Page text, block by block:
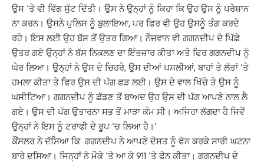
ਉਸ ‘ਤੇ ਵੀ ਵਿੱਗ ਸੁੱਟ ਦਿੱਤੀ। ਉਸ ਨੇ ਉਨ੍ਹਾਂ ਨੂੰ ਕਿਹਾ ਕਿ ਉਹ ਉਸ ਨੂੰ ਪਰੇਸ਼ਾਨ
ਨਾ ਕਰਨ। ਉਸਨੇ ਪੁਲਿਸ ਨੂੰ ਬੁਲਾਇਆ, ਪਰ ਫਿਰ ਵੀ ਉਹ ਉਸਨੂੰ ਤੰਗ ਕਰਦੇ
ਰਹੇ। ਇਸ ਲਈ ਉਹ ਬੱਸ ਤੋਂ ਉਤਰ ਗਿਆ। ਨੌਜਵਾਨ ਵੀ ਗਗਨਦੀਪ ਦੇ ਪਿੱਛੇ
ਉਤਰ ਗਏ ਉਨ੍ਹਾਂ ਨੇ ਬੱਸ ਨਿਕਲਣ ਦਾ ਇੰਤਜ਼ਾਰ ਕੀਤਾ ਅਤੇ ਫਿਰ ਗਗਨਦੀਪ ਨੂੰ
ਘੇਰ ਲਿਆ। ਉਨ੍ਹਾਂ ਨੇ ਉਸ ਦੇ ਚਿਹਰੇ, ਉਸ ਦੀਆਂ ਪਸਲੀਆਂ, ਬਾਹਾਂ ਤੇ ਲੱਤਾਂ ‘ਤੇ
ਹਮਲਾ ਕੀਤਾ ਤੇ ਫਿਰ ਉਸ ਦੀ ਪੱਗ ਫੜ ਲਈ। ਉਸ ਦੇ ਵਾਲ ਖਿੱਚੇ ਤੇ ਉਸ ਨੂੰ
ਘਸੀਟਿਆ। ਗਗਨਦੀਪ ਨੂੰ ਛੱਡਣ ਤੋਂ ਬਾਅਦ ਉਹ ਉਸ ਦੀ ਪੱਗ ਆਪਣੇ ਨਾਲ ਲੈ
ਗਏ। ਉਸ ਦੀ ਪੱਗ ਉਤਾਰਨਾ ਸਭ ਤੋਂ ਮਾੜਾ ਕੰਮ ਸੀ। ਅਜਿਹਾ ਲੱਗਦਾ ਹੈ ਜਿਵੇਂ
ਉਨ੍ਹਾਂ ਨੇ ਇਸ ਨੂੰ ਟਰਾਫੀ ਦੇ ਰੂਪ ‘ਚ ਲਿਆ ਹੈ।’
ਕੌਂਸਲਰ ਨੇ ਦੱਸਿਆ ਕਿ ਗਗਨਦੀਪ ਨੇ ਆਪਣੇ ਦੋਸਤ ਨੂੰ ਫੋਨ ਕਰਕੇ ਸਾਰੀ ਘਟਨਾ
ਬਾਰੇ ਦਸਿਆ। ਜਿਨ੍ਹਾਂ ਨੇ ਮੌਕੇ ’ਤੇ ਆ ਕੇ 911 ’ਤੇ ਫੋਨ ਕੀਤਾ। ਗਗਨਦੀਪ ਦੇ